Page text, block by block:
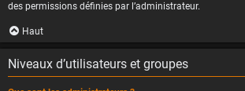
des permissions définies par l’administrateur.
Haut
Niveaux d’utilisateurs et groupes